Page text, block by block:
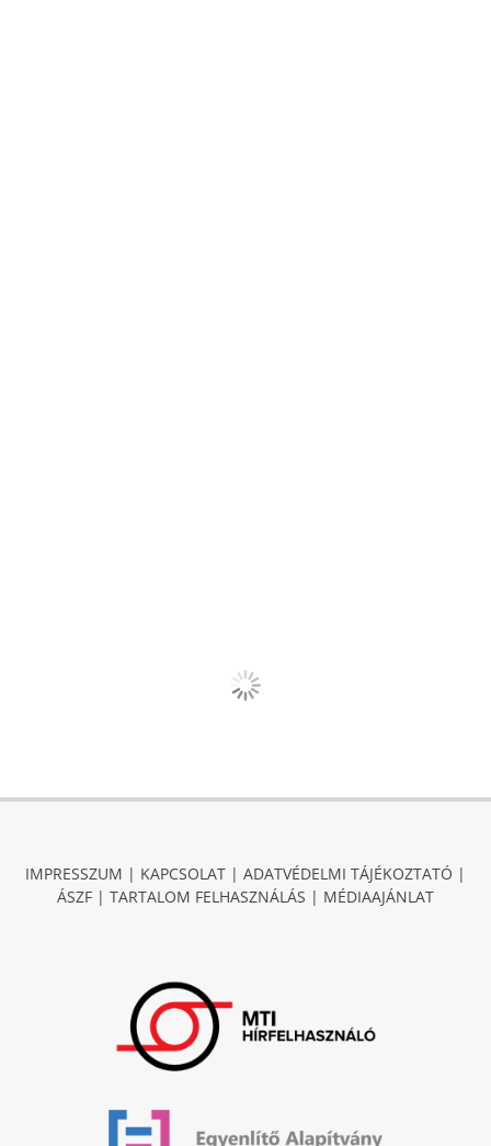
IMPRESSZUM | KAPCSOLAT | ADATVÉDELMI TÁJÉKOZTATÓ |
ÁSZF | TARTALOM FELHASZNÁLÁS | MÉDIAAJÁNLAT